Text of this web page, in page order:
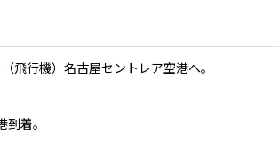
飛行機）名古屋セントレア空港へ。
着。